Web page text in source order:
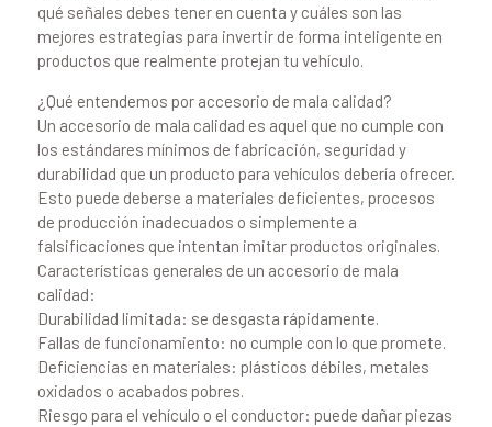
qué señales debes tener en cuenta y cuáles son las
mejores estrategias para invertir de forma inteligente en
productos que realmente protejan tu vehículo.
¿Qué entendemos por accesorio de mala calidad?
Un accesorio de mala calidad es aquel que no cumple con
los estándares mínimos de fabricación, seguridad y
durabilidad que un producto para vehículos debería ofrecer.
Esto puede deberse a materiales deficientes, procesos
de producción inadecuados o simplemente a
falsificaciones que intentan imitar productos originales.
Características generales de un accesorio de mala
calidad:
Durabilidad limitada: se desgasta rápidamente.
Fallas de funcionamiento: no cumple con lo que promete.
Deficiencias en materiales: plásticos débiles, metales
oxidados o acabados pobres.
Riesgo para el vehículo o el conductor: puede dañar piezas